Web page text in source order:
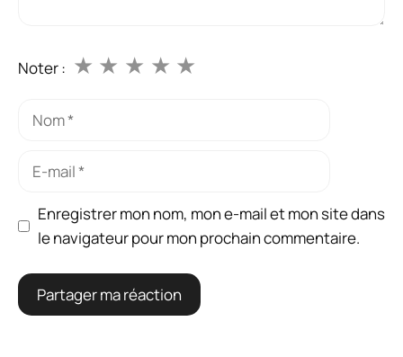
Noter : ★
★
★
★
★
Nom
Enregistrer mon nom, mon e-mail et mon site dans
le navigateur pour mon prochain commentaire.